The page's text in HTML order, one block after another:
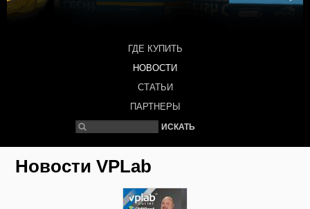
ГДЕ КУПИТЬ
НОВОСТИ
СТАТЬИ
ПАРТНЕРЫ
Новости VPLab